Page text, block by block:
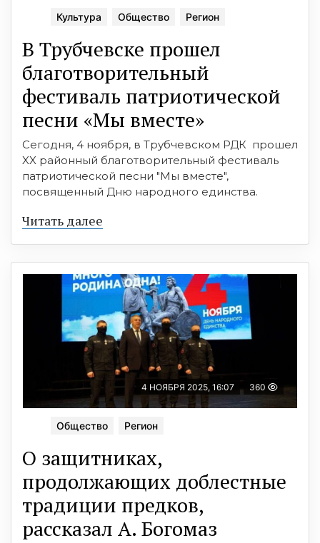
Культура Общество Регион
В Трубчевске прошел
благотворительный
фестиваль патриотической
песни «Мы вместе»
Сегодня, 4 ноября, в Трубчевском РДК прошел
XX районный благотворительный фестиваль
патриотической песни "Мы вместе",
посвященный Дню народного единства.
Читать далее
4 НОЯБРЯ 2025, 16:07 360
Общество Регион
О защитниках,
продолжающих доблестные
традиции предков,
рассказал А. Богомаз